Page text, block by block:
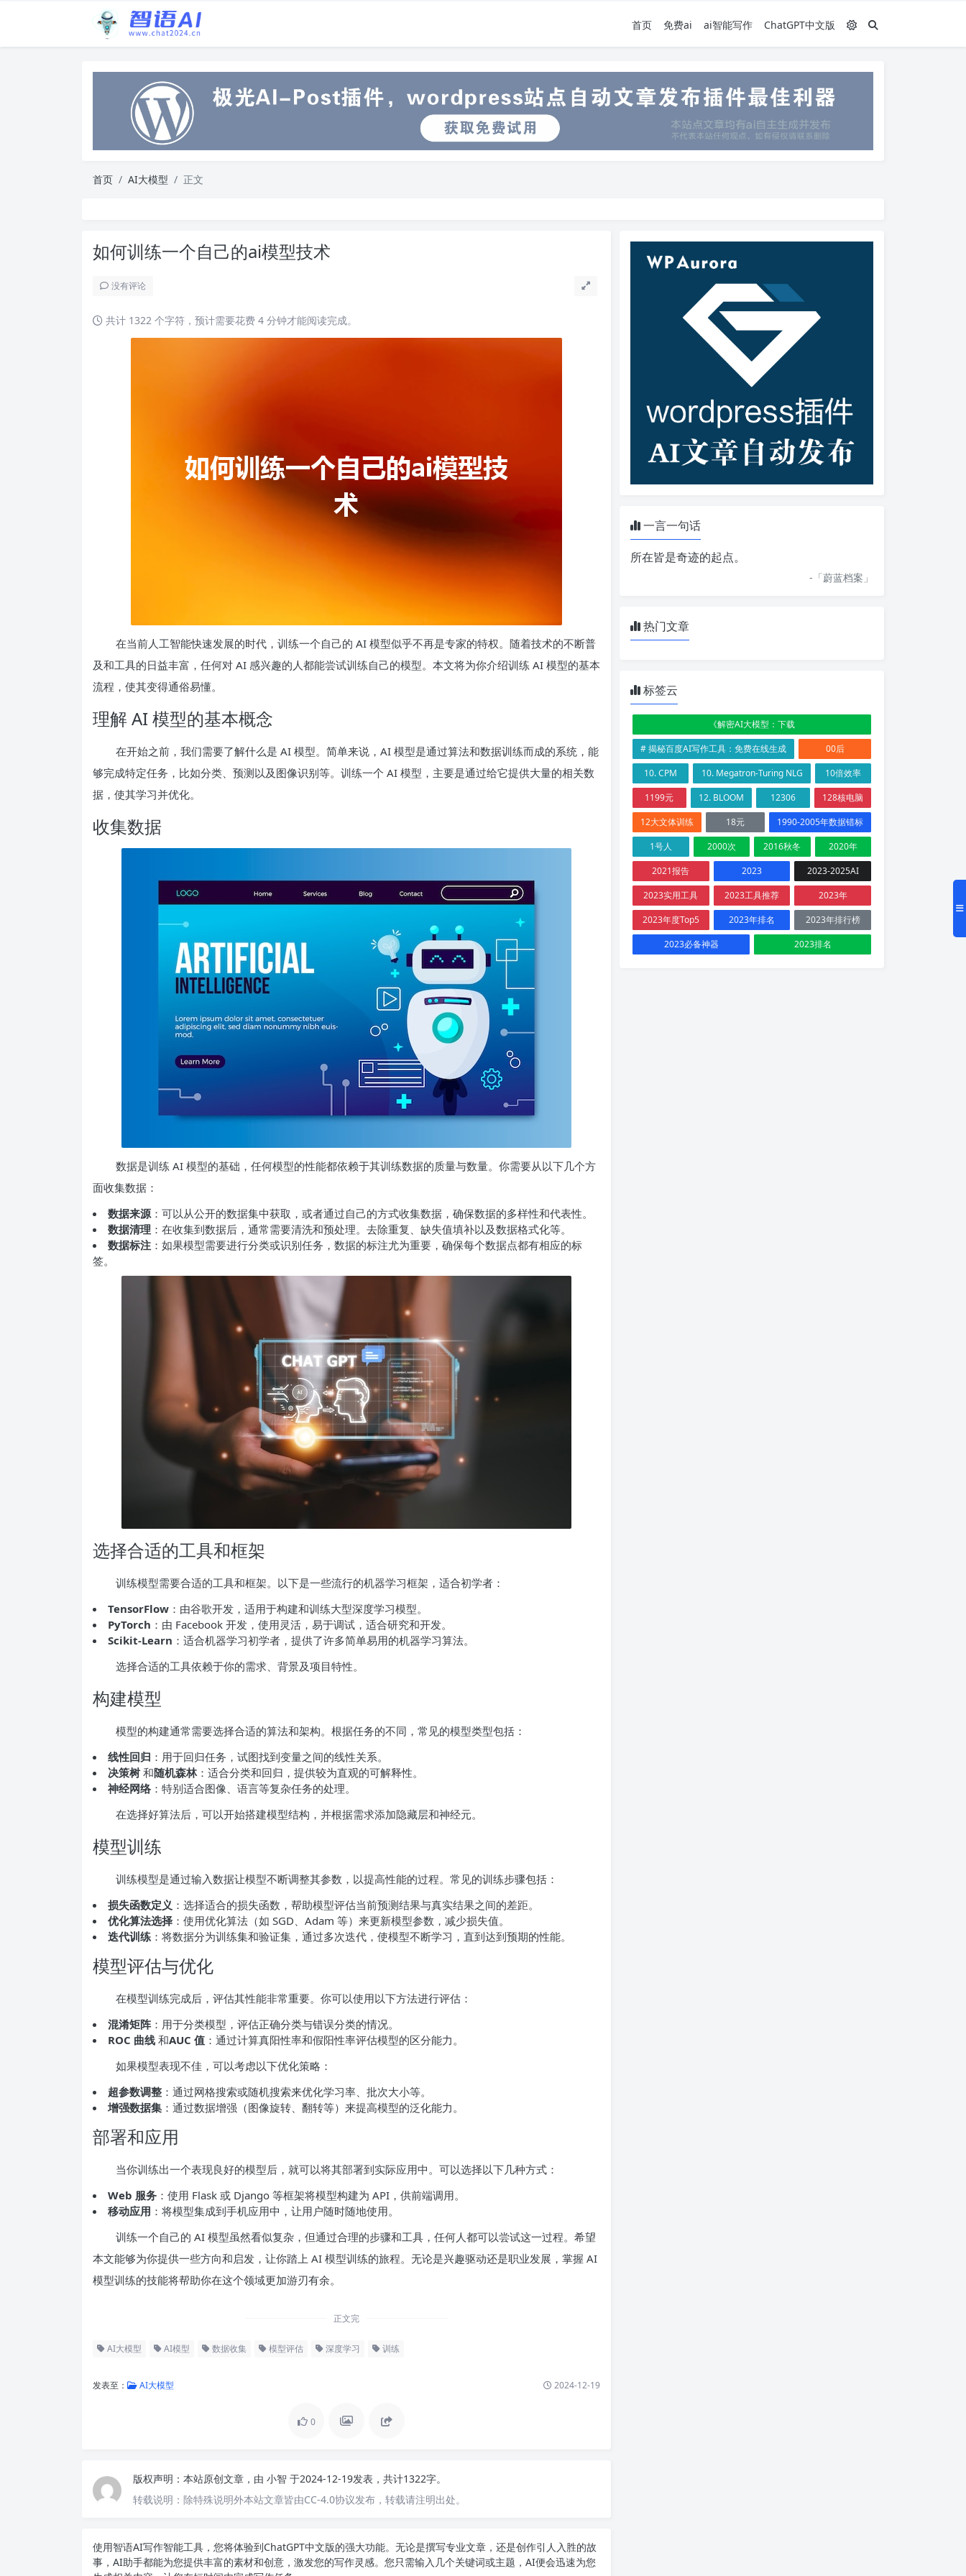
首页 免费ai ai智能写作 ChatGPT中文版
首页 AI大模型 正文
如何训练一个自己的ai模型技术
没有评论
共计 1322 个字符，预计需要花费 4 分钟才能阅读完成。
在当前人工智能快速发展的时代，训练一个自己的 AI 模型似乎不再是专家的特权。随着技术的不断普
及和工具的日益丰富，任何对 AI 感兴趣的人都能尝试训练自己的模型。本文将为你介绍训练 AI 模型的基本
流程，使其变得通俗易懂。
理解 AI 模型的基本概念
在开始之前，我们需要了解什么是 AI 模型。简单来说，AI 模型是通过算法和数据训练而成的系统，能
够完成特定任务，比如分类、预测以及图像识别等。训练一个 AI 模型，主要是通过给它提供大量的相关数
据，使其学习并优化。
收集数据
数据是训练 AI 模型的基础，任何模型的性能都依赖于其训练数据的质量与数量。你需要从以下几个方
面收集数据：
数据来源 ：可以从公开的数据集中获取，或者通过自己的方式收集数据，确保数据的多样性和代表性。
数据清理 ：在收集到数据后，通常需要清洗和预处理。去除重复、缺失值填补以及数据格式化等。
数据标注 ：如果模型需要进行分类或识别任务，数据的标注尤为重要，确保每个数据点都有相应的标
签。
选择合适的工具和框架
训练模型需要合适的工具和框架。以下是一些流行的机器学习框架，适合初学者：
TensorFlow ：由谷歌开发，适用于构建和训练大型深度学习模型。
PyTorch ：由 Facebook 开发，使用灵活，易于调试，适合研究和开发。
Scikit-Learn ：适合机器学习初学者，提供了许多简单易用的机器学习算法。
选择合适的工具依赖于你的需求、背景及项目特性。
构建模型
模型的构建通常需要选择合适的算法和架构。根据任务的不同，常见的模型类型包括：
线性回归 ：用于回归任务，试图找到变量之间的线性关系。
决策树 和随机森林：适合分类和回归，提供较为直观的可解释性。
神经网络：特别适合图像、语言等复杂任务的处理。
在选择好算法后，可以开始搭建模型结构，并根据需求添加隐藏层和神经元。
模型训练
训练模型是通过输入数据让模型不断调整其参数，以提高性能的过程。常见的训练步骤包括：
损失函数定义 ：选择适合的损失函数，帮助模型评估当前预测结果与真实结果之间的差距。
优化算法选择 ：使用优化算法（如 SGD、Adam 等）来更新模型参数，减少损失值。
迭代训练 ：将数据分为训练集和验证集，通过多次迭代，使模型不断学习，直到达到预期的性能。
模型评估与优化
在模型训练完成后，评估其性能非常重要。你可以使用以下方法进行评估：
混淆矩阵：用于分类模型，评估正确分类与错误分类的情况。
ROC 曲线 和AUC 值 ：通过计算真阳性率和假阳性率评估模型的区分能力。
如果模型表现不佳，可以考虑以下优化策略：
超参数调整 ：通过网格搜索或随机搜索来优化学习率、批次大小等。
增强数据集 ：通过数据增强（图像旋转、翻转等）来提高模型的泛化能力。
部署和应用
当你训练出一个表现良好的模型后，就可以将其部署到实际应用中。可以选择以下几种方式：
Web 服务 ：使用 Flask 或 Django 等框架将模型构建为 API，供前端调用。
移动应用 ：将模型集成到手机应用中，让用户随时随地使用。
训练一个自己的 AI 模型虽然看似复杂，但通过合理的步骤和工具，任何人都可以尝试这一过程。希望
本文能够为你提供一些方向和启发，让你踏上 AI 模型训练的旅程。无论是兴趣驱动还是职业发展，掌握 AI
模型训练的技能将帮助你在这个领域更加游刃有余。
正文完
AI大模型 AI模型 数据收集 模型评估 深度学习 训练
发表至： AI大模型 2024-12-19
0
版权声明： 本站原创文章，由 小智 于2024-12-19发表，共计1322字。
转载说明： 除特殊说明外本站文章皆由CC-4.0协议发布，转载请注明出处。
使用智语AI写作智能工具，您将体验到ChatGPT中文版的强大功能。无论是撰写专业文章，还是创作引人入胜的故
事，AI助手都能为您提供丰富的素材和创意，激发您的写作灵感。您只需输入几个关键词或主题，AI便会迅速为您
一言一句话
所在皆是奇迹的起点。
-「蔚蓝档案 」
热门文章
标签云
《解密AI大模型：下载
# 揭秘百度AI写作工具：免费在线生成
00后
10. CPM
10. Megatron-Turing NLG
10倍效率
1199元
12. BLOOM 12306
128核电脑
12大文体训练
18元
1990-2005年数据错标
1号人
2000次 2016秋冬
2020年
2021报告
2023
2023-2025AI
2023实用工具
2023工具推荐
2023年
2023年度Top5
2023年排名
2023年排行榜
2023必备神器
2023排名